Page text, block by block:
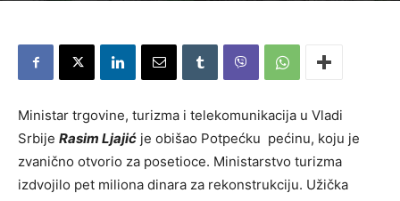
Ministar trgovine, turizma i telekomunikacija u Vladi
Srbije Rasim Ljajić je obišao Potpećku pećinu, koju je
zvanično otvorio za posetioce. Ministarstvo turizma
izdvojilo pet miliona dinara za rekonstrukciju. Užička